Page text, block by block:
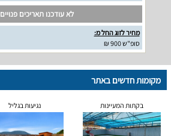
לא עודכנו תאריכים פנויים
מחיר לזוג החל מ:
סופ"ש 900 ₪
מקומות חדשים באתר
בקתות המעיינות נגיעות בגליל